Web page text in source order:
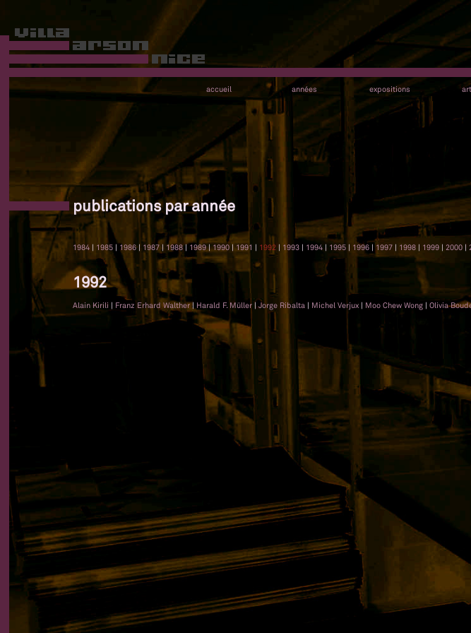
accueil années expositions
publications par année
1984 | 1985 | 1986| 1987 | 1988| 1989|1990 |1991 | 1992 | 1993 | 1994 | 1995 | 1996 | 1997 | 1998 | 1999 | 2000 |
1992
Alain Kirili | Franz Erhard Walther| Harald F. Müller |Jorge Ribalta | Michel Verjux | Moo Chew Wong | Olivia